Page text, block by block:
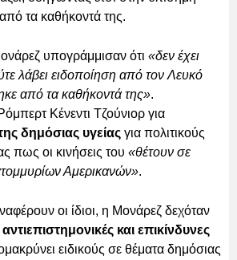
τα καθήκοντά της.
υπογράμμισαν ότι «δεν έχει
λάβει ειδοποίηση από τον Λευκό
από τα καθήκοντά της».
Κένεντι Τζούνιορ για
δημόσιας υγείας για πολιτικούς
πως οι κινήσεις του «θέτουν σε
Αμερικανών».
οι ίδιοι, η Μονάρεζ δεχόταν
αντιεπιστημονικές και επικίνδυνες
ειδικούς σε θέματα δημόσιας